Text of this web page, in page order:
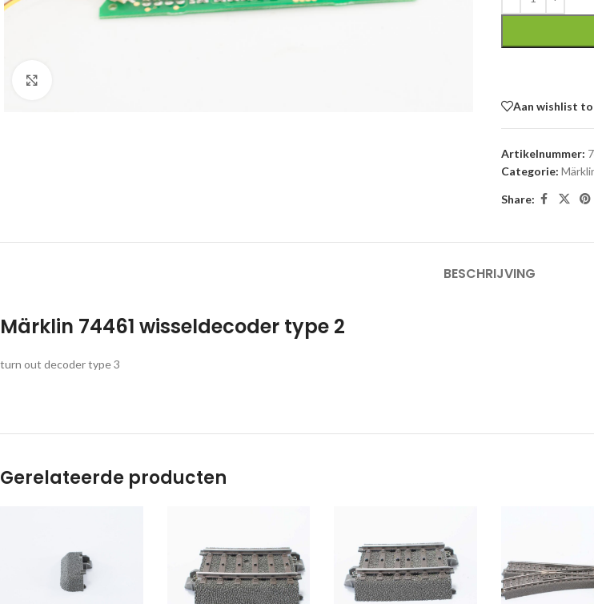
Aan wishlist
Artikelnummer:
Categorie:
Share:
BESCHRIJVING
Märklin 74461 wisseldecoder type 2
turn out decoder type 3
Gerelateerde producten